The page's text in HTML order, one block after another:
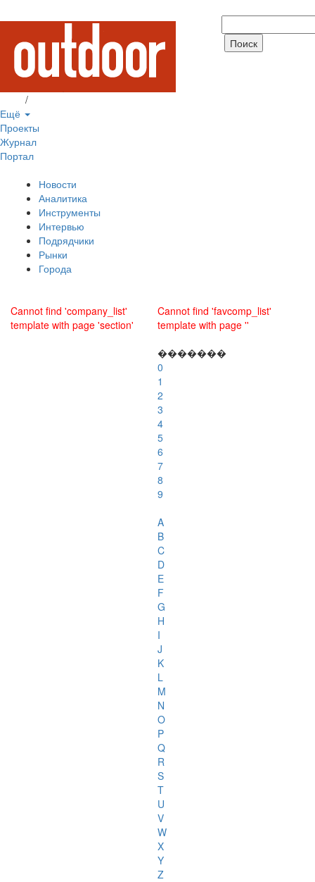
/
Ещё
Проекты
Журнал
Портал
Новости
Аналитика
Инструменты
Интервью
Подрядчики
Рынки
Города
Cannot find 'company_list'
template with page 'section'
Cannot find 'favcomp_list'
template with page ''
�������
0
1
2
3
4
5
6
7
8
9
A
B
C
D
E
F
G
H
I
J
K
L
M
N
O
P
Q
R
S
T
U
V
W
X
Y
Z